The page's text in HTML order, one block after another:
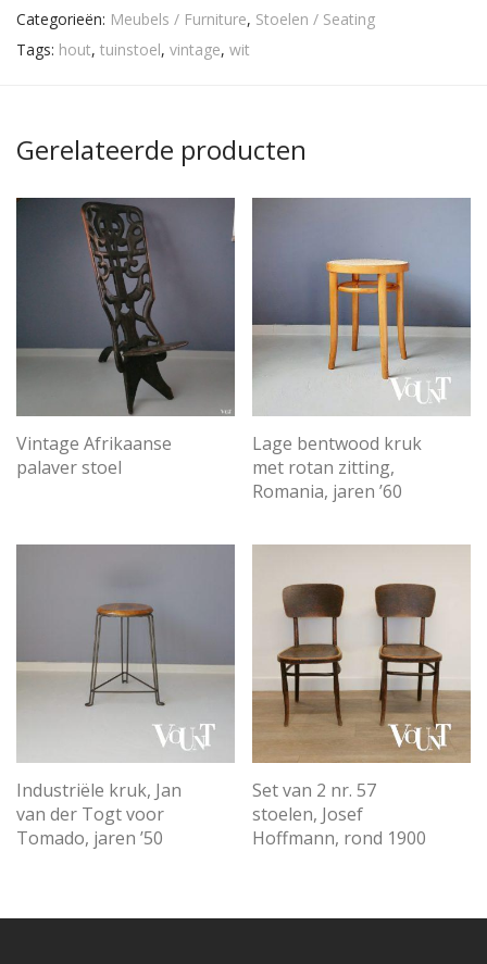
Categorieën: Meubels / Furniture, Stoelen / Seating
Tags: hout, tuinstoel, vintage, wit
Gerelateerde producten
Vintage Afrikaanse
palaver stoel
Lage bentwood kruk
met rotan zitting,
Romania, jaren ’60
Industriële kruk, Jan
van der Togt voor
Tomado, jaren ’50
Set van 2 nr. 57
stoelen, Josef
Hoffmann, rond 1900